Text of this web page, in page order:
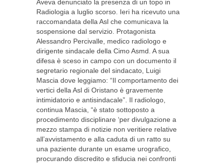
Aveva denunciato la presenza di un topo in
Radiologia a luglio scorso. Ieri ha ricevuto una
raccomandata della Asl che comunicava la
sospensione dal servizio. Protagonista
Alessandro Percivalle, medico radiologo e
dirigente sindacale della Cimo Asmd. A sua
difesa è sceso in campo con un documento il
segretario regionale del sindacato, Luigi
Mascia dove leggiamo: “Il comportamento dei
vertici della Asl di Oristano è gravemente
intimidatorio e antisindacale”. Il radiologo,
continua Mascia, “è stato sottoposto a
procedimento disciplinare ‘per divulgazione a
mezzo stampa di notizie non veritiere relative
all’avvistamento e alla caduta di un ratto su
una paziente durante un esame urografico,
procurando discredito e sfiducia nei confronti